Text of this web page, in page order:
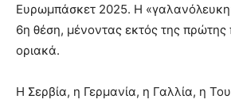
Ευρωμπάσκετ 2025. Η
6η θέση, μένοντας εκτός της
οριακά.
Η Σερβία, η Γερμανία, η Γαλλία, η